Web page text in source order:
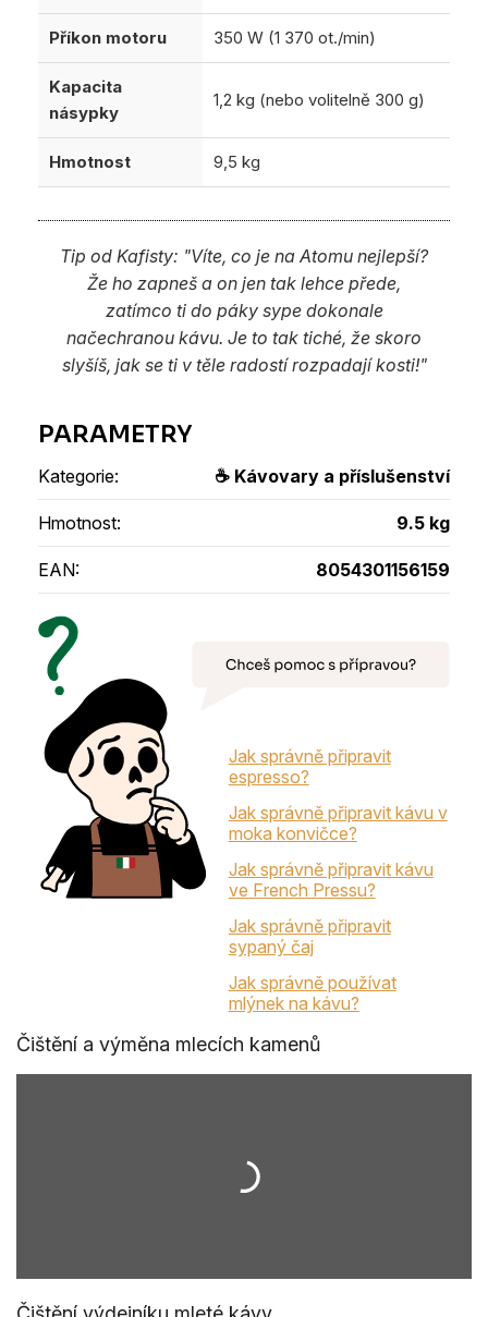
Příkon motoru 350 W (1 370 ot./min)
Kapacita
násypky
1,2 kg (nebo volitelně 300 g)
Hmotnost 9,5 kg
Tip od Kafisty: "Víte, co je na Atomu nejlepší?
Že ho zapneš a on jen tak lehce přede,
zatímco ti do páky sype dokonale
načechranou kávu. Je to tak tiché, že skoro
slyšíš, jak se ti v těle radostí rozpadají kosti!"
Kategorie: ☕ Kávovary a příslušenství
Hmotnost: 9.5 kg
EAN: 8054301156159
Jak správně připravit
espresso?
Jak správně připravit kávu v
moka konvičce?
Jak správně připravit kávu
ve French Pressu?
Jak správně připravit
sypaný čaj
Jak správně používat
mlýnek na kávu?
Čištění a výměna mlecích kamenů